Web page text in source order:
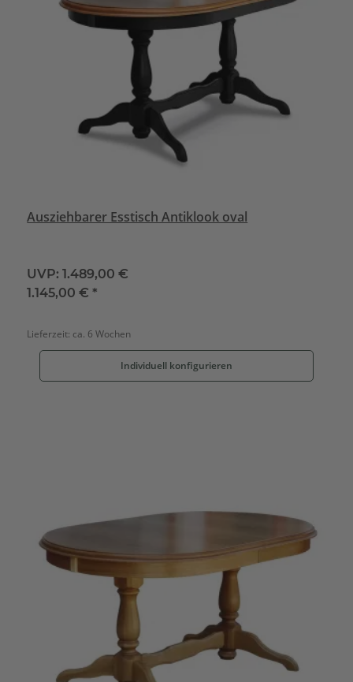
Ausziehbarer Esstisch Antiklook oval
UVP: 1.489,00 €
1.145,00 €*
Lieferzeit: ca. 6 Wochen
Individuell konfigurieren